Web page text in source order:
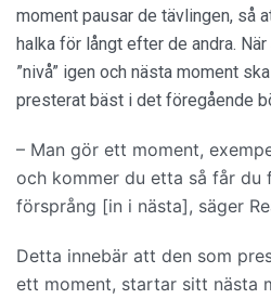
moment pausar de tävlingen, så
halka för långt efter de andra.
”nivå” igen och nästa moment
presterat bäst i det föregående
– Man gör ett moment,
och kommer du etta så får du
försprång [in i nästa], säger
Detta innebär att den som
ett moment, startar sitt nästa